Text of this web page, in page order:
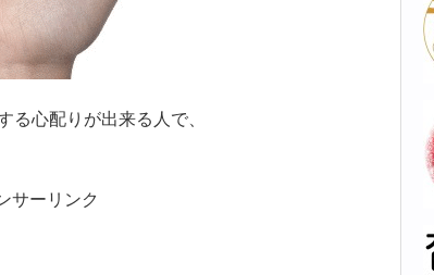
る心配りが出来る人で、
サーリンク